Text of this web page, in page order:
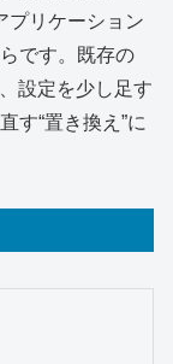
プリケーション
です。既存の
設定を少し足す
す“置き換え”に